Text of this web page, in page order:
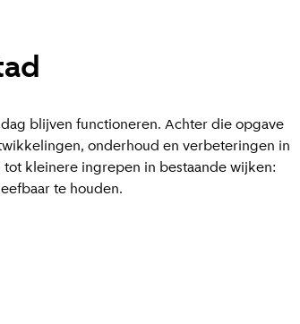
blijven functioneren. Achter die opgave
onderhoud en verbeteringen in
kleinere ingrepen in bestaande wijken:
te houden.